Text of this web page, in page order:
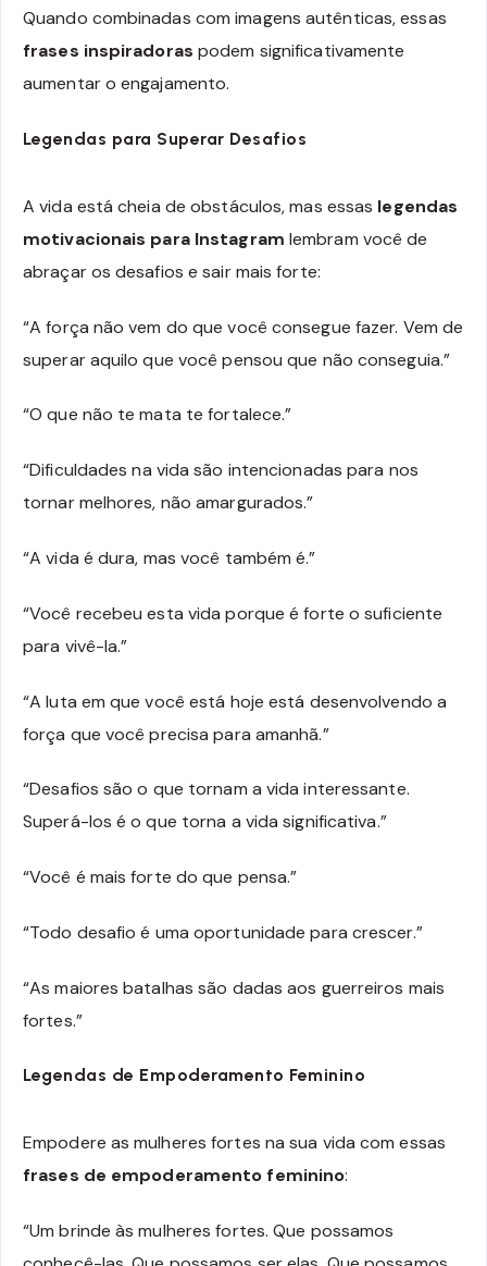
Quando combinadas com imagens autênticas, essas
frases inspiradoras podem significativamente
aumentar o engajamento.
Legendas para Superar Desafios
A vida está cheia de obstáculos, mas essas legendas
motivacionais para Instagram lembram você de
abraçar os desafios e sair mais forte:
“A força não vem do que você consegue fazer. Vem de
superar aquilo que você pensou que não conseguia.”
“O que não te mata te fortalece.”
“Dificuldades na vida são intencionadas para nos
tornar melhores, não amargurados.”
“A vida é dura, mas você também é.”
“Você recebeu esta vida porque é forte o suficiente
para vivê-la.”
“A luta em que você está hoje está desenvolvendo a
força que você precisa para amanhã.”
“Desafios são o que tornam a vida interessante.
Superá-los é o que torna a vida significativa.”
“Você é mais forte do que pensa.”
“Todo desafio é uma oportunidade para crescer.”
“As maiores batalhas são dadas aos guerreiros mais
fortes.”
Legendas de Empoderamento Feminino
Empodere as mulheres fortes na sua vida com essas
frases de empoderamento feminino:
“Um brinde às mulheres fortes. Que possamos